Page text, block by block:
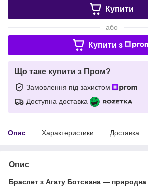
Купити
або
Купити з
Що таке купити з Пром?
Замовлення під захистом
Доступна доставка
Опис Характеристики Доставка
Опис
Браслет з Агату Ботсвана — природна